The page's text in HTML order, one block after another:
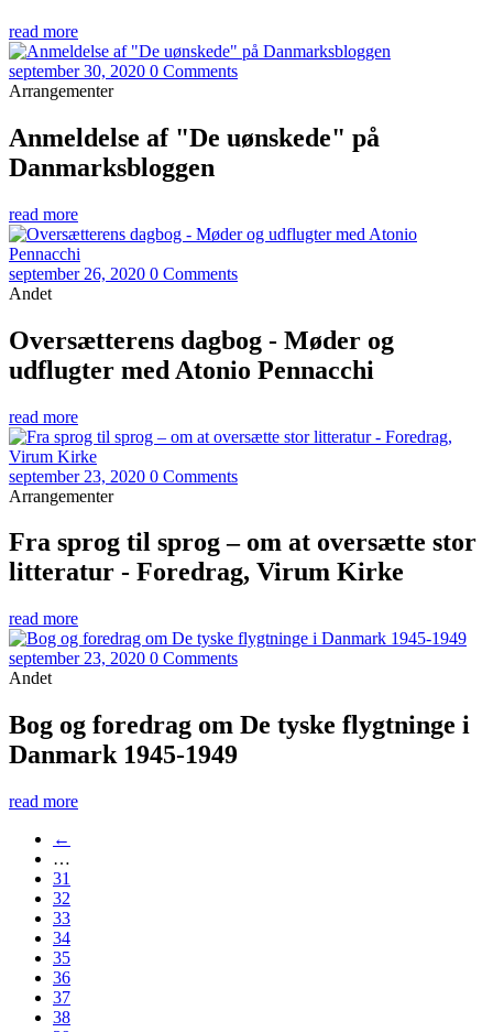
read more
september 30, 2020 0 Comments
Arrangementer
Anmeldelse af "De uønskede" på
Danmarksbloggen
read more
september 26, 2020 0 Comments
Andet
Oversætterens dagbog - Møder og
udflugter med Atonio Pennacchi
read more
september 23, 2020 0 Comments
Arrangementer
Fra sprog til sprog – om at oversætte stor
litteratur - Foredrag, Virum Kirke
read more
september 23, 2020 0 Comments
Andet
Bog og foredrag om De tyske flygtninge i
Danmark 1945-1949
read more
←
…
31
32
33
34
35
36
37
38